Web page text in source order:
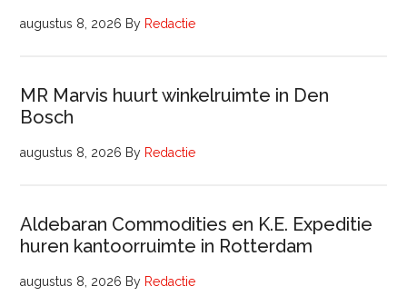
augustus 8, 2026 By Redactie
MR Marvis huurt winkelruimte in Den
Bosch
augustus 8, 2026 By Redactie
Aldebaran Commodities en K.E. Expeditie
huren kantoorruimte in Rotterdam
augustus 8, 2026 By Redactie